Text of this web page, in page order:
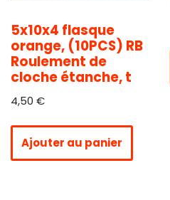
5x10x4 flasque
orange, (10PCS) RB
Roulement de
cloche étanche, t
4,50 €
Ajouter au panier